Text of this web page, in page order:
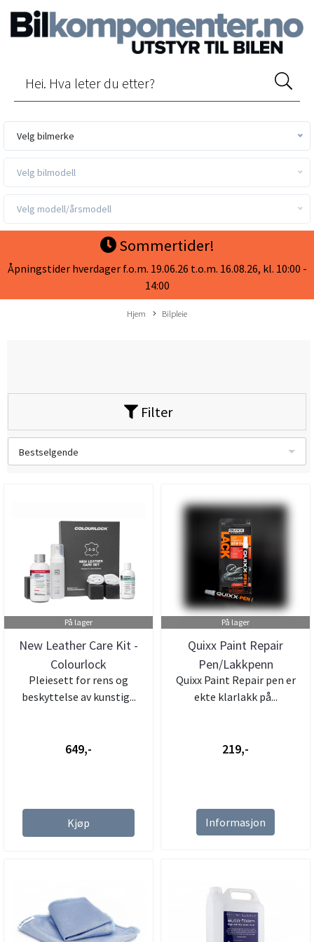
Velg bilmerke
Velg bilmodell
Velg modell/årsmodell
Sommertider!
Åpningstider hverdager f.o.m. 19.06.26 t.o.m. 16.08.26, kl. 10:00 -
14:00
Hjem Bilpleie
Filter
Bestselgende
På lager
New Leather Care Kit -
Colourlock
Pleiesett for rens og
beskyttelse av kunstig...
649,-
Kjøp
På lager
Quixx Paint Repair
Pen/Lakkpenn
Quixx Paint Repair pen er
ekte klarlakk på...
219,-
Informasjon